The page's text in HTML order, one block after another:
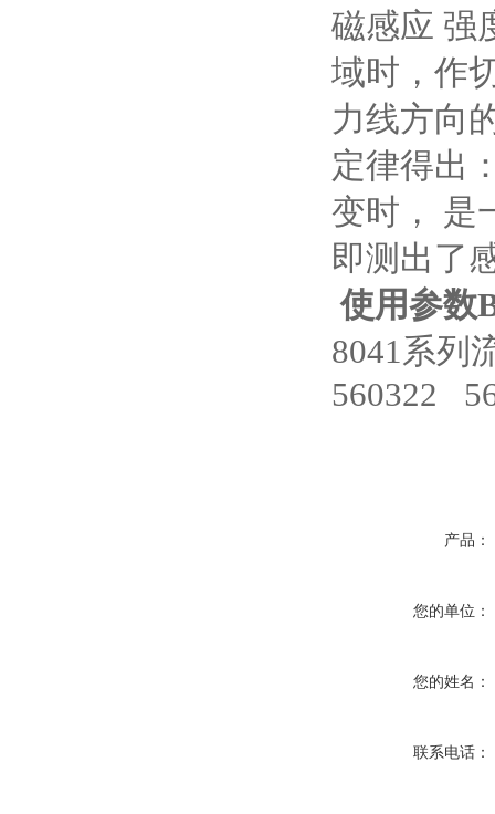
磁感应 强
域时，作
力线方向
定律得出
变时， 是
即测出了
使用参数
8041系列
560322
产品：
您的单位：
您的姓名：
联系电话：